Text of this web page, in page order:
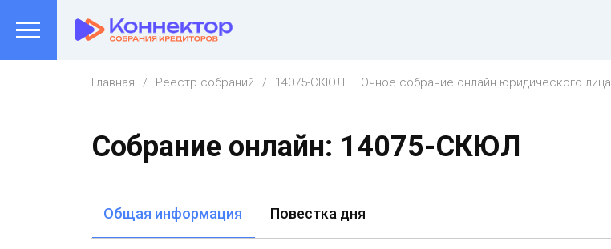
Главная Реестр собраний 14075-СКЮЛ — Очное собрание онлайн юридического лица
Собрание онлайн: 14075-СКЮЛ
Общая информация Повестка дня